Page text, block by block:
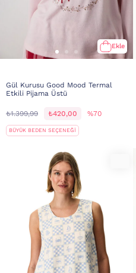
Ekle
Gül Kurusu Good Mood Termal
Etkili Pijama Üstü
₺1.399,99 ₺420,00 %70
BÜYÜK BEDEN SEÇENEĞİ